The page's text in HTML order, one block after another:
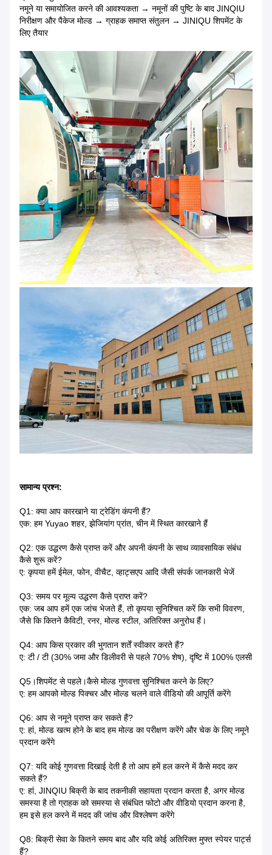
नमूने या समायोजित करने की आवश्यकता → नमूनों की पुष्टि के बाद JINQIU
निरीक्षण और पैकेज मोल्ड → ग्राहक समाप्त संतुलन → JINIQU शिपमेंट के
लिए तैयार
सामान्य प्रश्न:
Q1: क्या आप कारखाने या ट्रेडिंग कंपनी हैं?
एक: हम Yuyao शहर, झेजियांग प्रांत, चीन में स्थित कारखाने हैं
Q2: एक उद्धरण कैसे प्राप्त करें और अपनी कंपनी के साथ व्यावसायिक संबंध
कैसे शुरू करें?
ए: कृपया हमें ईमेल, फोन, वीचैट, व्हाट्सएप आदि जैसी संपर्क जानकारी भेजें
Q3: समय पर मूल्य उद्धरण कैसे प्राप्त करें?
एक: जब आप हमें एक जांच भेजते हैं, तो कृपया सुनिश्चित करें कि सभी विवरण,
जैसे कि कितने कैविटी, रनर, मोल्ड स्टील, अतिरिक्त अनुरोध हैं।
Q4: आप किस प्रकार की भुगतान शर्तें स्वीकार करते हैं?
ए: टी / टी (30% जमा और डिलीवरी से पहले 70% शेष), दृष्टि में 100% एलसी
Q5।शिपमेंट से पहले।कैसे मोल्ड गुणवत्ता सुनिश्चित करने के लिए?
ए: हम आपको मोल्ड पिक्चर और मोल्ड चलने वाले वीडियो की आपूर्ति करेंगे
Q6: आप से नमूने प्राप्त कर सकते हैं?
ए: हां, मोल्ड खत्म होने के बाद हम मोल्ड का परीक्षण करेंगे और चेक के लिए नमूने
प्रदान करेंगे
Q7: यदि कोई गुणवत्ता दिखाई देती है तो आप हमें हल करने में कैसे मदद कर
सकते हैं?
ए: हां, JINQIU बिक्री के बाद तकनीकी सहायता प्रदान करता है, अगर मोल्ड
समस्या है तो ग्राहक को समस्या से संबंधित फोटो और वीडियो प्रदान करना है,
हम इसे हल करने में मदद की जांच और विश्लेषण करेंगे
Q8: बिक्री सेवा के कितने समय बाद और यदि कोई अतिरिक्त मुफ्त स्पेयर पार्ट्स
हैं?